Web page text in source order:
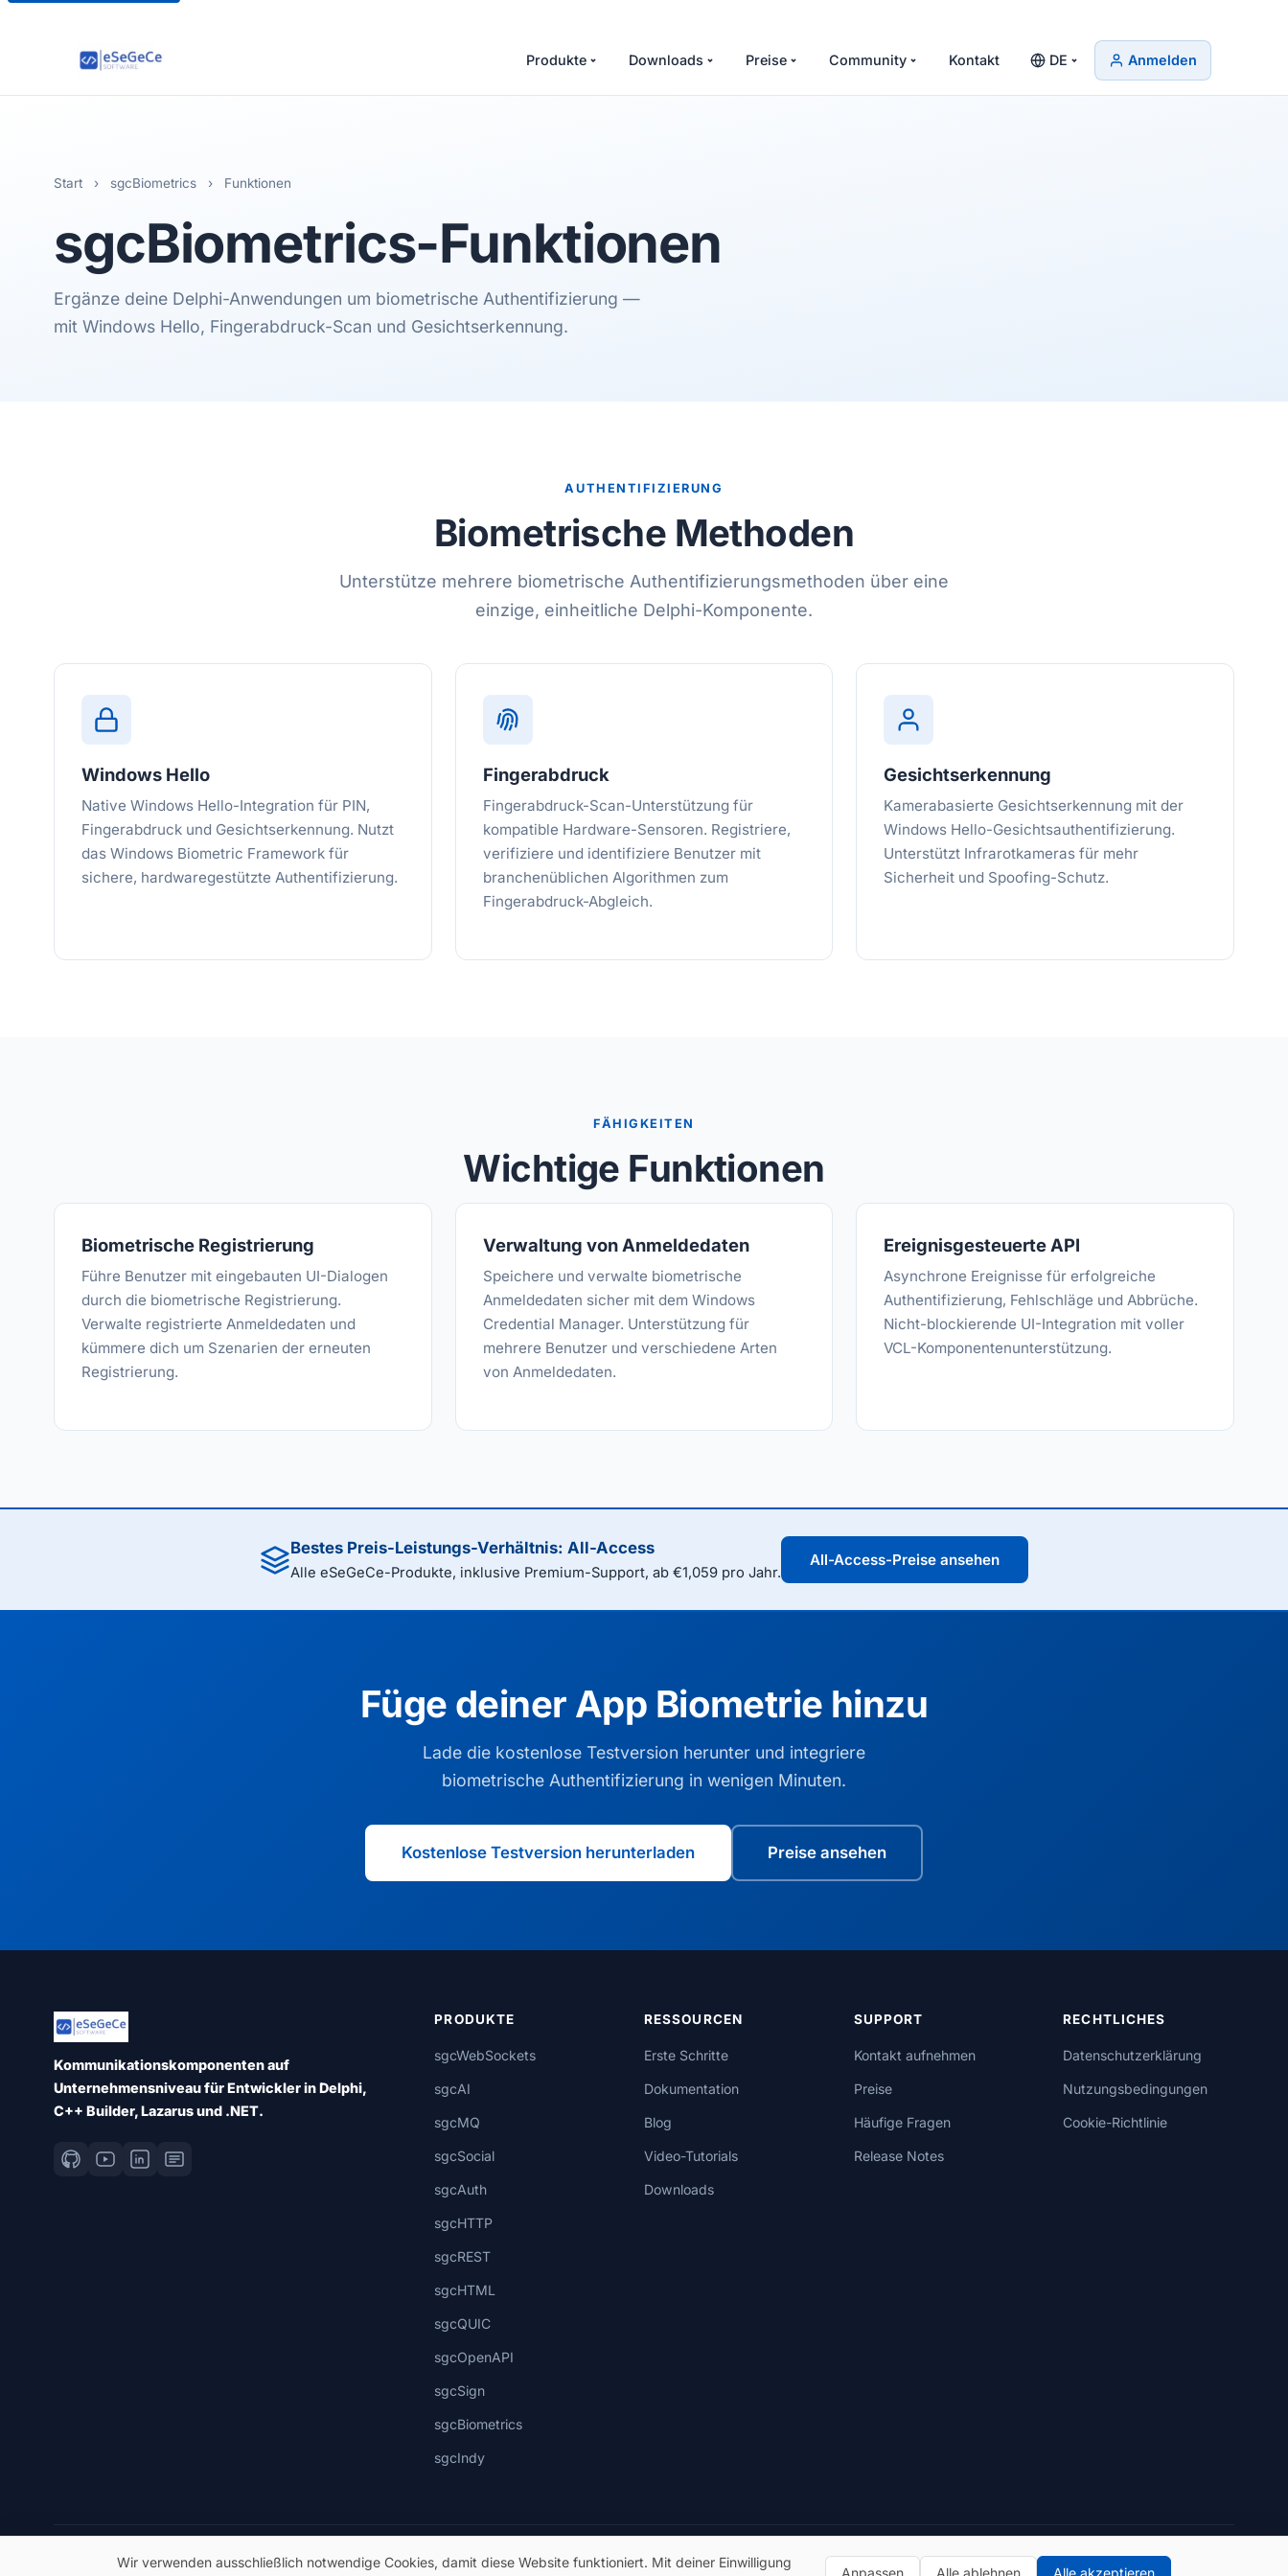
Produkte Downloads Preise Community Kontakt DE Anmelden
Start › sgcBiometrics › Funktionen
sgcBiometrics-Funktionen
Ergänze deine Delphi-Anwendungen um biometrische Authentifizierung —
mit Windows Hello, Fingerabdruck-Scan und Gesichtserkennung.
AUTHENTIFIZIERUNG
Biometrische Methoden
Unterstütze mehrere biometrische Authentifizierungsmethoden über eine
einzige, einheitliche Delphi-Komponente.
Windows Hello
Native Windows Hello-Integration für PIN,
Fingerabdruck und Gesichtserkennung. Nutzt
das Windows Biometric Framework für
sichere, hardwaregestützte Authentifizierung.
Fingerabdruck
Fingerabdruck-Scan-Unterstützung für
kompatible Hardware-Sensoren. Registriere,
verifiziere und identifiziere Benutzer mit
branchenüblichen Algorithmen zum
Fingerabdruck-Abgleich.
Gesichtserkennung
Kamerabasierte Gesichtserkennung mit der
Windows Hello-Gesichtsauthentifizierung.
Unterstützt Infrarotkameras für mehr
Sicherheit und Spoofing-Schutz.
FÄHIGKEITEN
Wichtige Funktionen
Biometrische Registrierung
Führe Benutzer mit eingebauten UI-Dialogen
durch die biometrische Registrierung.
Verwalte registrierte Anmeldedaten und
kümmere dich um Szenarien der erneuten
Registrierung.
Verwaltung von Anmeldedaten
Speichere und verwalte biometrische
Anmeldedaten sicher mit dem Windows
Credential Manager. Unterstützung für
mehrere Benutzer und verschiedene Arten
von Anmeldedaten.
Ereignisgesteuerte API
Asynchrone Ereignisse für erfolgreiche
Authentifizierung, Fehlschläge und Abbrüche.
Nicht-blockierende UI-Integration mit voller
VCL-Komponentenunterstützung.
Bestes Preis-Leistungs-Verhältnis: All-Access
Alle eSeGeCe-Produkte, inklusive Premium-Support, ab €1,059 pro Jahr.
All-Access-Preise ansehen
Füge deiner App Biometrie hinzu
Lade die kostenlose Testversion herunter und integriere
biometrische Authentifizierung in wenigen Minuten.
Kostenlose Testversion herunterladen Preise ansehen
Kommunikationskomponenten auf
Unternehmensniveau für Entwickler in Delphi,
C++ Builder, Lazarus und .NET.
PRODUKTE
sgcWebSockets
sgcAI
sgcMQ
sgcSocial
sgcAuth
sgcHTTP
sgcREST
sgcHTML
sgcQUIC
sgcOpenAPI
sgcSign
sgcBiometrics
sgcIndy
RESSOURCEN
Erste Schritte
Dokumentation
Blog
Video-Tutorials
Downloads
SUPPORT
Kontakt aufnehmen
Preise
Häufige Fragen
Release Notes
RECHTLICHES
Datenschutzerklärung
Nutzungsbedingungen
Cookie-Richtlinie
© 2026 eSeGeCe. Alle Rechte vorbehalten. Datenschutzerklärung Nutzungsbedingungen
Wir verwenden ausschließlich notwendige Cookies, damit diese Website funktioniert. Mit deiner Einwilligung
Anpassen Alle ablehnen Alle akzeptieren